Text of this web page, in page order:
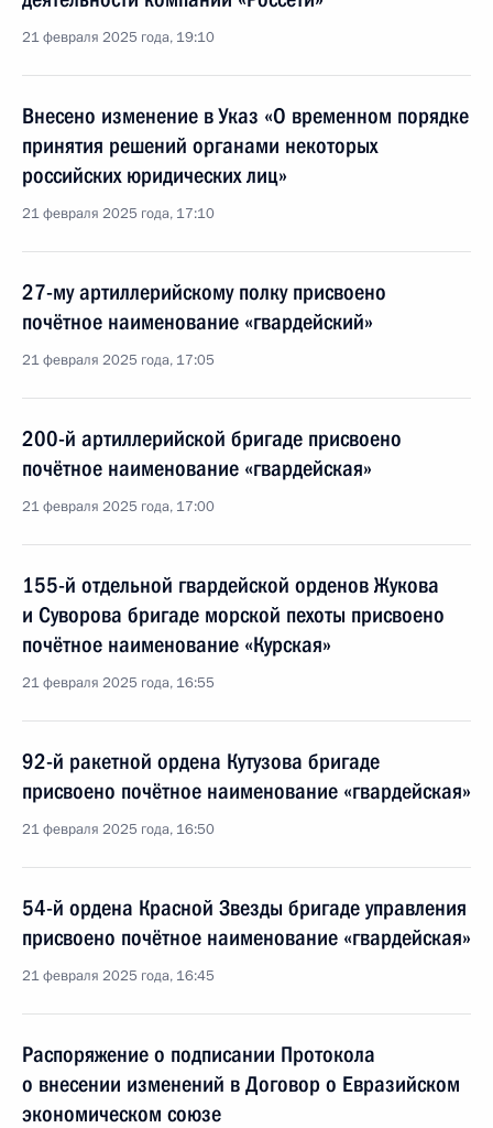
21 февраля 2025 года, 19:10
Внесено изменение в Указ «О временном порядке
принятия решений органами некоторых
российских юридических лиц»
21 февраля 2025 года, 17:10
27-му артиллерийскому полку присвоено
почётное наименование «гвардейский»
21 февраля 2025 года, 17:05
200-й артиллерийской бригаде присвоено
почётное наименование «гвардейская»
21 февраля 2025 года, 17:00
155-й отдельной гвардейской орденов Жукова
и Суворова бригаде морской пехоты присвоено
почётное наименование «Курская»
21 февраля 2025 года, 16:55
92-й ракетной ордена Кутузова бригаде
присвоено почётное наименование «гвардейская»
21 февраля 2025 года, 16:50
54-й ордена Красной Звезды бригаде управления
присвоено почётное наименование «гвардейская»
21 февраля 2025 года, 16:45
Распоряжение о подписании Протокола
о внесении изменений в Договор о Евразийском
экономическом союзе